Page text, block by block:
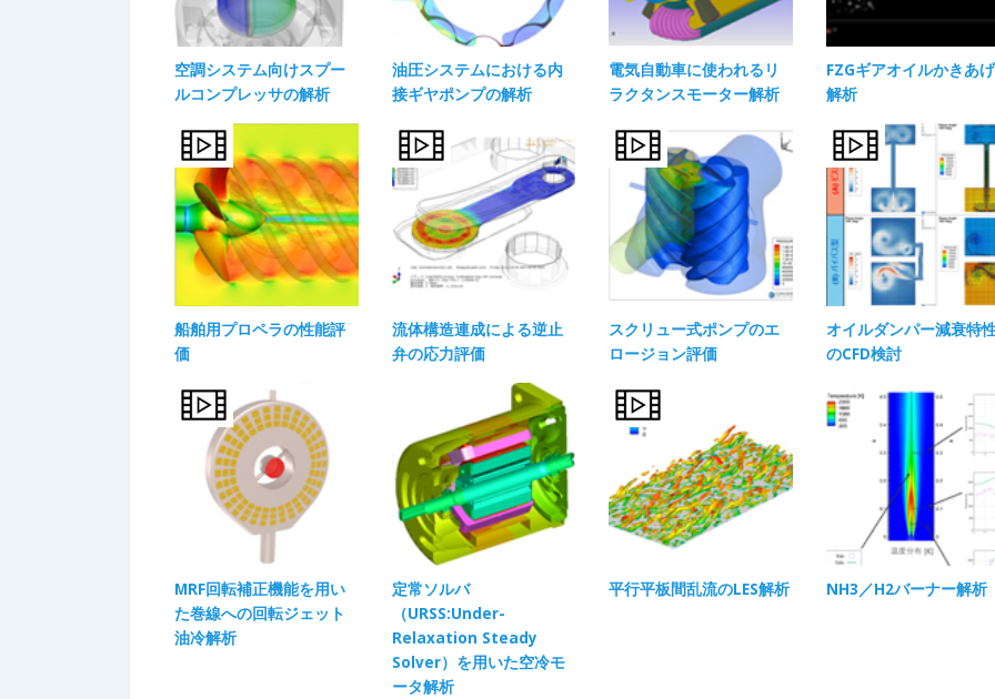
空調システム向けスプー
ルコンプレッサの解析
油圧システムにおける内
接ギヤポンプの解析
電気自動車に使われるリ
ラクタンスモーター解析
FZGギアオイルかきあげ
解析
船舶用プロペラの性能評
価
流体構造連成による逆止
弁の応力評価
スクリュー式ポンプのエ
ロージョン評価
オイルダンパー減衰特
のCFD検討
MRF回転補正機能を用い
た巻線への回転ジェット
油冷解析
定常ソルバ
（URSS:Under-
Relaxation Steady
Solver）を用いた空冷モ
ータ解析
平行平板間乱流のLES解析 NH3／H2バーナー解析